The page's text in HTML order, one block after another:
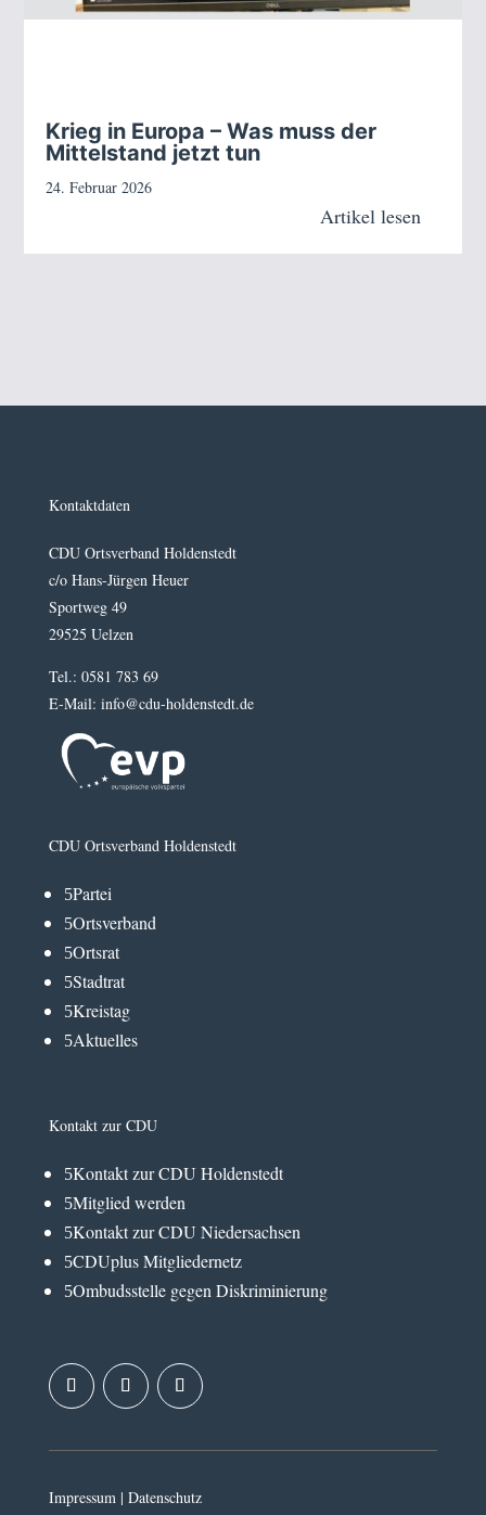
Krieg in Europa – Was muss der
Mittelstand jetzt tun
24. Februar 2026
Artikel lesen
Kontaktdaten
CDU Ortsverband Holdenstedt
c/o Hans-Jürgen Heuer
Sportweg 49
29525 Uelzen
Tel.: 0581 783 69
E-Mail: info@cdu-holdenstedt.de
CDU Ortsverband Holdenstedt
5Partei
5Ortsverband
5Ortsrat
5Stadtrat
5Kreistag
5Aktuelles
Kontakt zur CDU
5Kontakt zur CDU Holdenstedt
5Mitglied werden
5Kontakt zur CDU Niedersachsen
5CDUplus Mitgliedernetz
5Ombudsstelle gegen Diskriminierung
Impressum| Datenschutz